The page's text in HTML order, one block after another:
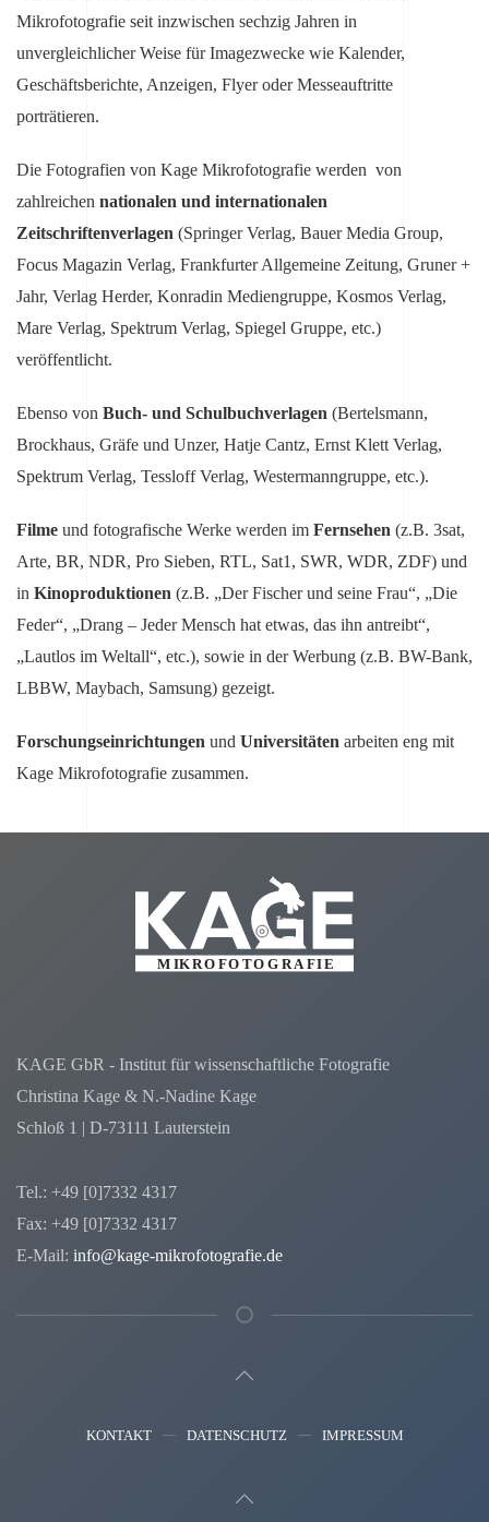
Mikrofotografie seit inzwischen sechzig Jahren in
unvergleichlicher Weise für Imagezwecke wie Kalender,
Geschäftsberichte, Anzeigen, Flyer oder Messeauftritte
porträtieren.
Die Fotografien von Kage Mikrofotografie werden von
zahlreichen nationalen und internationalen
Zeitschriftenverlagen (Springer Verlag, Bauer Media Group,
Focus Magazin Verlag, Frankfurter Allgemeine Zeitung, Gruner +
Jahr, Verlag Herder, Konradin Mediengruppe, Kosmos Verlag,
Mare Verlag, Spektrum Verlag, Spiegel Gruppe, etc.)
veröffentlicht.
Ebenso von Buch- und Schulbuchverlagen (Bertelsmann,
Brockhaus, Gräfe und Unzer, Hatje Cantz, Ernst Klett Verlag,
Spektrum Verlag, Tessloff Verlag, Westermanngruppe, etc.).
Filme und fotografische Werke werden im Fernsehen (z.B. 3sat,
Arte, BR, NDR, Pro Sieben, RTL, Sat1, SWR, WDR, ZDF) und
in Kinoproduktionen (z.B. „Der Fischer und seine Frau“, „Die
Feder“, „Drang – Jeder Mensch hat etwas, das ihn antreibt“,
„Lautlos im Weltall“, etc.), sowie in der Werbung (z.B. BW-Bank,
LBBW, Maybach, Samsung) gezeigt.
Forschungseinrichtungen und Universitäten arbeiten eng mit
Kage Mikrofotografie zusammen.
KAGE GbR - Institut für wissenschaftliche Fotografie
Christina Kage & N.-Nadine Kage
Schloß 1 | D-73111 Lauterstein
Tel.: +49 [0]7332 4317
Fax: +49 [0]7332 4317
E-Mail: info@kage-mikrofotografie.de
KONTAKT DATENSCHUTZ IMPRESSUM